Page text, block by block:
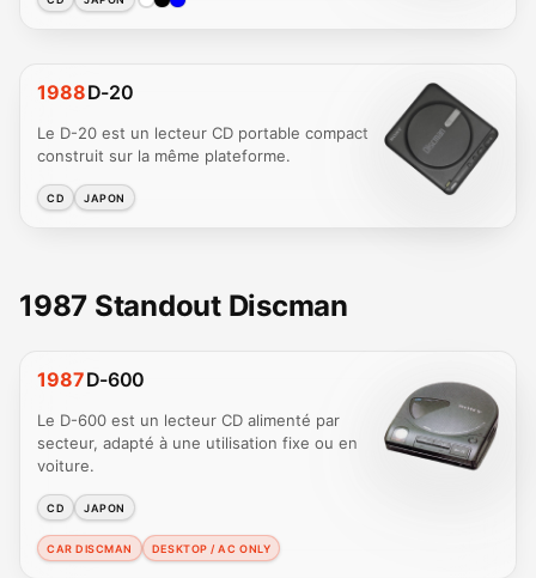
1988D-20
Le D-20 est un lecteur CD portable compact
construit sur la même plateforme.
CD JAPON
1987 Standout Discman
1987D-600
Le D-600 est un lecteur CD alimenté par
secteur, adapté à une utilisation fixe ou en
voiture.
CD JAPON
CAR DISCMAN DESKTOP / AC ONLY